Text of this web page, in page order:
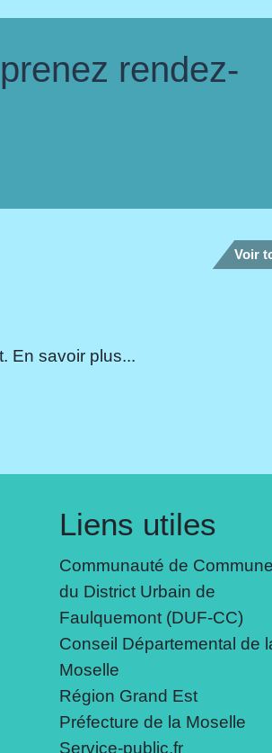
rendez-
Voir
En savoir plus...
Liens utiles
Communauté de
du District Urbain de
Faulquemont (DUF-CC)
Conseil Départemental de
Moselle
Région Grand Est
Préfecture de la Moselle
Service-public.fr